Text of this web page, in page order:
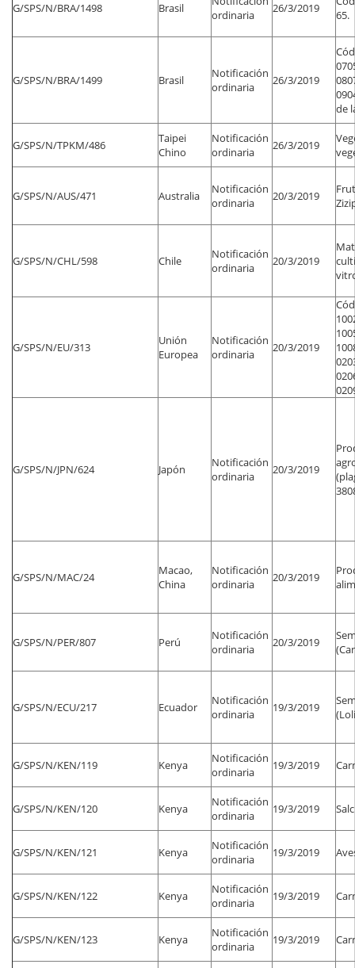
G/SPS/N/BRA/1498 Brasil
ordinaria
26/3/2019
65.
G/SPS/N/BRA/1499 Brasil
Notificación
ordinaria
26/3/2019
de
G/SPS/N/TPKM/486
Taipei
Chino
Notificación
ordinaria
26/3/2019
G/SPS/N/AUS/471 Australia
Notificación
ordinaria
20/3/2019
G/SPS/N/CHL/598 Chile
Notificación
ordinaria
20/3/2019
G/SPS/N/EU/313
Unión
Europea
Notificación
ordinaria
20/3/2019
G/SPS/N/JPN/624 Japón
Notificación
ordinaria
20/3/2019
G/SPS/N/MAC/24
Macao,
China
Notificación
ordinaria
20/3/2019
G/SPS/N/PER/807 Perú
Notificación
ordinaria
20/3/2019
G/SPS/N/ECU/217 Ecuador
Notificación
ordinaria
19/3/2019
G/SPS/N/KEN/119 Kenya
Notificación
ordinaria
19/3/2019
G/SPS/N/KEN/120 Kenya
Notificación
ordinaria
19/3/2019
G/SPS/N/KEN/121 Kenya
Notificación
ordinaria
19/3/2019
G/SPS/N/KEN/122 Kenya
Notificación
ordinaria
19/3/2019
G/SPS/N/KEN/123 Kenya
Notificación
ordinaria
19/3/2019